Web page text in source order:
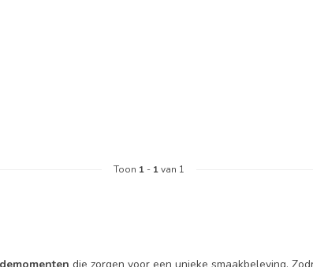
Toon 1 - 1van 1